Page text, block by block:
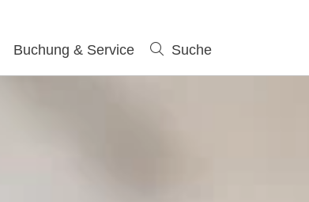
Buchung & Service Suche